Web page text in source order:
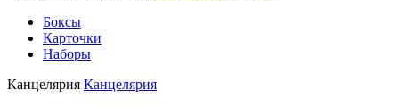
Боксы
Карточки
Наборы
Канцелярия Канцелярия